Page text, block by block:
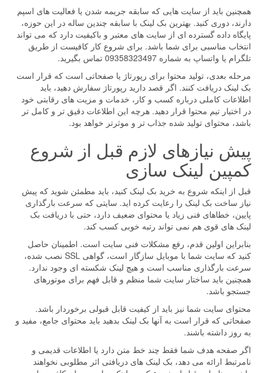
همچنین باید از سایت هایی که سابقه جریمه شدن یا فعالیت های اسپم
دارند، دوری کنید. بهترین بک لینک با سابقه چندین ساله در این حوزه،
پایگاه داده گسترده ای از سایت های معتبر و باکیفیت دارد که می تواند
انتخاب مناسبی برای شما باشد. برای شروع کار کافیست از طریق
تلگرام یا واتساپ به شماره 09358323497 تماس بگیرید.
مرحله بعدی، تولید محتوا برای رپورتاژ یا صفحاتی است که قرار است
بک لینک دریافت کنند. اگر قصد دارید رپورتاژ سفارش دهید، باید
اطلاعات کاملی درباره کسب و کار، خدمات و مزیت های رقابتی خود
در اختیار تیم محتوا قرار دهید. هرچه این اطلاعات دقیق تر و کامل تر
باشد، محتوای تولید شده جذاب تر و موثرتر خواهد بود.
پیش نیازهای لازم قبل از شروع
کمپین لینک سازی
قبل از اینکه شروع به خرید بک لینک کنید، باید مطمئن شوید که پیش
نیاز ساخت بک لینک را رعایت کرده اید. سایتی که سرعت بارگذاری
پایین، خطاهای فنی زیاد یا محتوای ضعیف دارد، حتی با دریافت بک
لینک های قوی هم نمی تواند رتبه خوبی کسب کند.
بنابراین اولین قدم، رفع مشکلات فنی سایت است. اطمینان حاصل
کنید که سایت شما با موبایل سازگار است، گواهی SSL نصب شده،
سرعت بارگذاری مناسب است و هیچ لینک شکسته ای وجود ندارد.
همچنین باید ساختار سایت شما منظم و قابل فهم برای موتورهای
جستجو باشد.
محتوای سایت شما نیز باید از کیفیت قابل قبولی برخوردار باشد.
صفحاتی که قرار است به آنها بک لینک بدهید باید محتوای جامع، مفید و
به روز داشته باشند.
اگر صفحه هدف شما فقط چند خط متن دارد یا اطلاعات قدیمی و
نامرتبط ارائه می دهد، بک لینک های دریافتی اثر مطلوبی نخواهند